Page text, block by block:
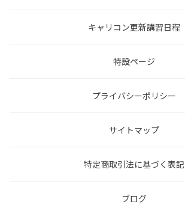
キャリコン更新講習日程
特設ページ
プライバシーポリシー
サイトマップ
特定商取引法に基づく表記
ブログ